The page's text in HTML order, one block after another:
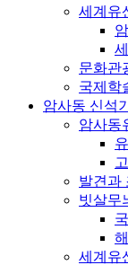
세계유
문화관
국제학
암사동 신석
암사동
발견과
빗살무
세계유